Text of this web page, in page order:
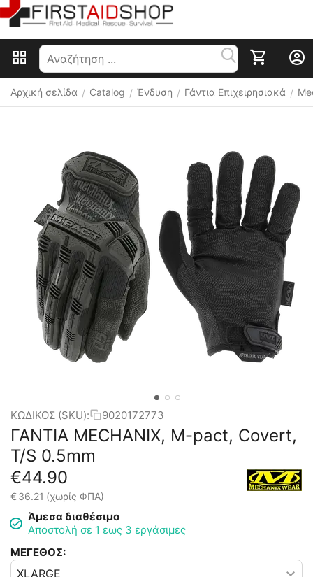
Αρχική σελίδα / Catalog / Ένδυση / Γάντια Επιχειρησιακά /
ΚΩΔΙΚΟΣ (SKU): 9020172773
ΓΑΝΤΙΑ MECHANIX, M-pact, Covert,
T/S 0.5mm
€44.90
€36.21 (χωρίς ΦΠΑ)
Άμεσα διαθέσιμο
Αποστολή σε 1 εως 3 εργάσιμες
ΜΕΓΕΘΟΣ: